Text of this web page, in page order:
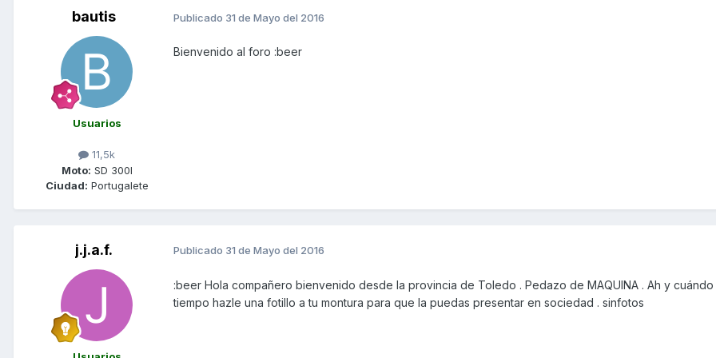
bautis
Usuarios
11,5k
Moto: SD 300I
Ciudad: Portugalete
Publicado 31 de Mayo del 2016
Bienvenido al foro :beer
j.j.a.f. Publicado 31 de Mayo del 2016
:beer Hola compañero bienvenido desde la provincia de Toledo . Pedazo de MAQUINA . Ah y cuándo
tiempo hazle una fotillo a tu montura para que la puedas presentar en sociedad . sinfotos